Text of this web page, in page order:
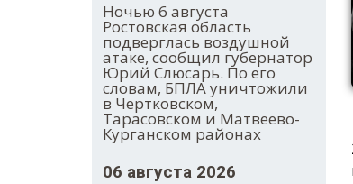
Ночью 6 августа
Ростовская область
подверглась воздушной
атаке, сообщил губернатор
Юрий Слюсарь. По его
словам, БПЛА уничтожили
в Чертковском,
Тарасовском и Матвеево-
Курганском районах
06 августа 2026